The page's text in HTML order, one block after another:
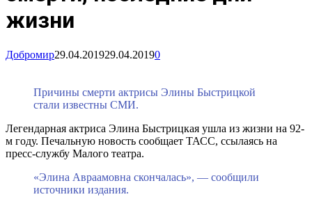
жизни
Добромир29.04.201929.04.20190
Причины смерти актрисы Элины Быстрицкой
стали известны СМИ.
Легендарная актриса Элина Быстрицкая ушла из жизни на 92-
м году. Печальную новость сообщает ТАСС, ссылаясь на
пресс-службу Малого театра.
«Элина Авраамовна скончалась», — сообщили
источники издания.